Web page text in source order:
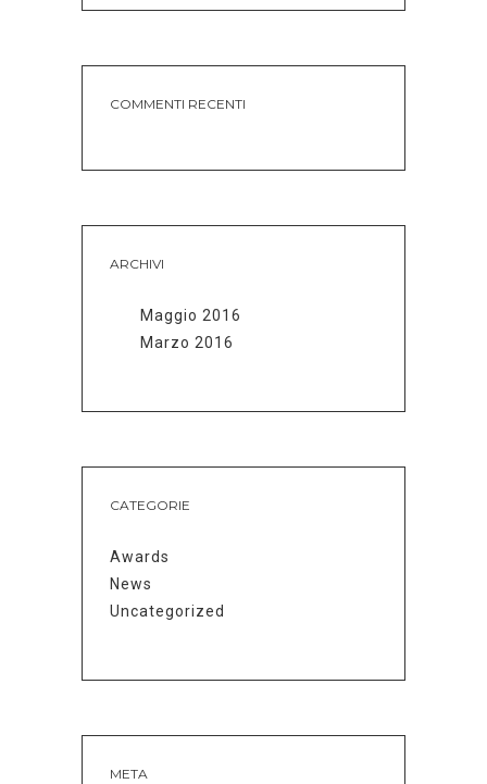
COMMENTI RECENTI
ARCHIVI
Maggio 2016
Marzo 2016
CATEGORIE
Awards
News
Uncategorized
META